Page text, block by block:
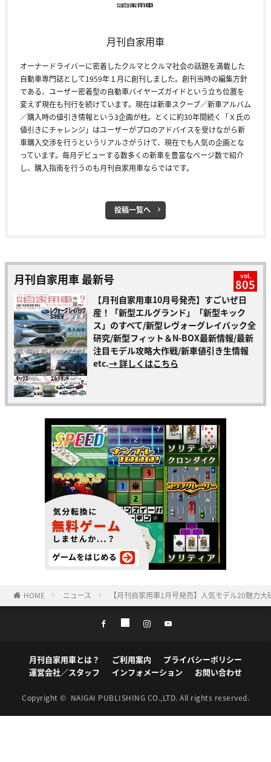
月刊自家用車
オーナードライバーに密着したクルマとクルマ社会の話題を満載した
自動車専門誌として1959年１月に創刊しました。創刊当時の編集方針
である、ユーザー密着型の自動車バイヤーズガイドという立ち位置を
変えず現在も刊行を続けています。現在は新車スクープ／新車アルバム
／購入時の値引き情報という3企画が柱。とくに約30年間続く「Ｘ氏の
値引きにチャレンジ」はユーザーがプロのアドバイスを受けながら新
車購入交渉を行うというリアルさがうけて、現在でも人気の企画とな
っています。毎月デビューする数多くの新車を豊富なページ数で紹介
し、購入指南を行うのも月刊自家用車ならではです。
投稿一覧へ
月刊自家用車 最新号 vol.
805
【月刊自家用車10月号発売】すごいぜ日
産！「新型エルグランド」「新型キック
ス」のすべて/新型レヴォーグレイバック全
研究/新型フィット＆N-BOX最新情報/最新
注目モデル攻略大作戦/新車値引き生情報
etc.→ 詳しくはこちら
HOME ニュース 【月刊自家用車1月号発売】人気モデル20魅力
月刊自家用車とは？ ご利用案内
プライバシーポリシー
運営会社／スタッフ
インフォメーション お問い合わせ
Copyright © NAIGAI PUBLISHING CO.,LTD. All rights reserved.